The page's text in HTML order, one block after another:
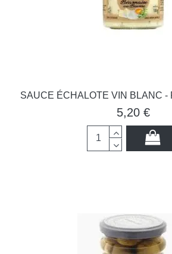
SAUCE ÉCHALOTE VIN BLANC -
5,20 €